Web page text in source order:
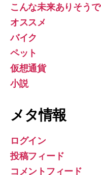
こんな未来ありそう
オススメ
バイク
ペット
仮想通貨
小説
メタ情報
ログイン
投稿フィード
コメントフィード